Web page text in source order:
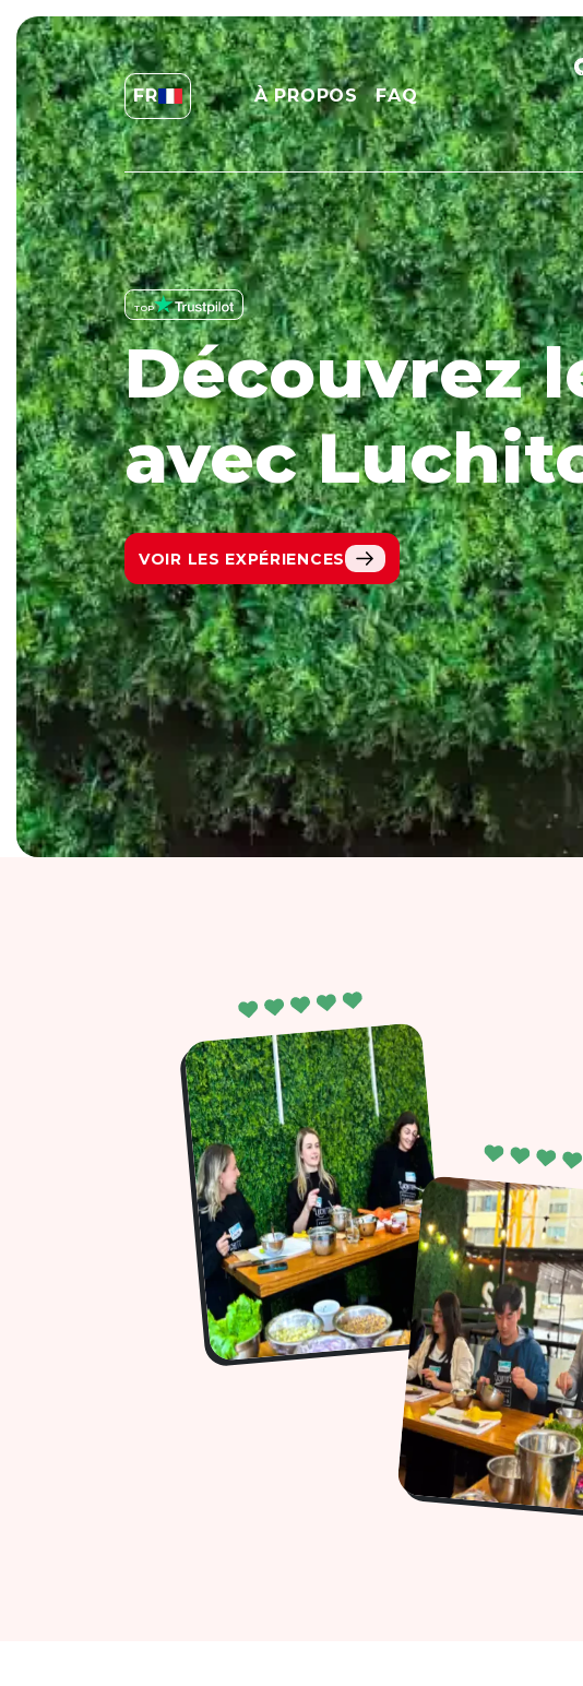
FR À PROPOS FAQ
TOP
Découvrez
avec
VOIR LES EXPÉRIENCES